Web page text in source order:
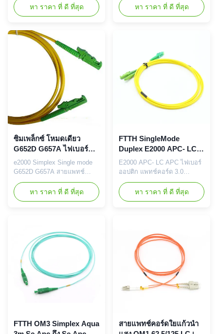
Suncall LC
LC/UPC Duplex 2.0mm
Suncall สายพับไฟเบอร์ออปติก
ประกอบด้วยสายไฟเบอร์ออปติก
ที่จบด้วยเครื่องเชื่อมที่แตกต่าง
กันในปลายสายไฟเบอร์ออปติก
แพทช์เคเบิลถูกใช้ในสองพื้นที่
การใช้งานหลัก: สถานที่ทํางาน
คอมพิวเตอร์ ไปย...
หา ราคา ที่ ดี ที่สุด
คอร์ด เชียงใหม่
ทช์ไฟเบอร์ออปติก 24 คอร์ เซิน
เจิ้น สายแพทช์ไฟเบอร์ออปติก
สวิตช์ออปติก หรืออุปกรณ์โทร
คมนาคมอื่นๆ ได้อย่างรวดเร็ว
และสะดวก ชั้นป้องกันที่หนาใช้
สำห...
หา ราคา ที่ ดี ที่สุด
ซิมเพล็กซ์ โหมดเดียว
G652D G657A ไฟเบอร์จัม
เปอร์ ไฟเบอร์แพทช์คอร์ด
e2000 1M / 2M / 3M... ปรับ
โทรคมนาคม
e2000 Simplex Single mode
G652D G657A สายแพทช์
ไฟเบอร์ e2k Fiber Jumper
fiber patch cord e2000 สายแพ
ทช์คอร์ดมาตรฐาน E2000 ของ
ทช์คอร์ดให้การเชื่อมต่อที่
ยืดหยุ่นกับอุปกรณ์ที่ใช้งาน,
อุปกรณ์ออปติคัลแบบพาสซีฟ
และการเชื่อมต่อ...
หา ราคา ที่ ดี ที่สุด
FTTH SingleMode
Duplex E2000 APC- LC
APC สายพับไฟเบอร์ออปติ
ก 3.0 มม
E2000 APC- LC APC ไฟเบอร์
ออปติก แพทช์คอร์ด 3.0
มิลลิเมตร แพทช์เคเบิล LSH-
LC ไฟเบอร์ออปติก จอมเปอร์
สายพับไฟเบอร์ออปติก คือ สาย
สวิตช์ออปติก หรืออุปกรณ์
โทรคมนาคมอื่น ๆ ได้อย่าง
รวดเร็วและสะดวกสบายมีชั้น
ป้องกันหนา, ...
หา ราคา ที่ ดี ที่สุด
FTTH OM3 Simplex Aqua
สายแพทช์คอร์ดใยแก้วนำ